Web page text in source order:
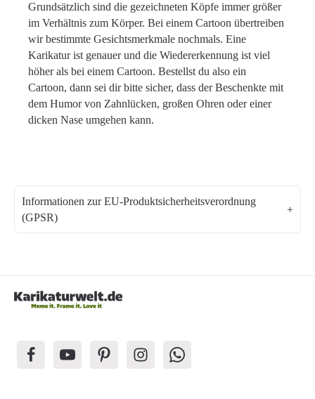
Grundsätzlich sind die gezeichneten Köpfe immer größer
im Verhältnis zum Körper. Bei einem Cartoon übertreiben
wir bestimmte Gesichtsmerkmale nochmals. Eine
Karikatur ist genauer und die Wiedererkennung ist viel
höher als bei einem Cartoon. Bestellst du also ein
Cartoon, dann sei dir bitte sicher, dass der Beschenkte mit
dem Humor von Zahnlücken, großen Ohren oder einer
dicken Nase umgehen kann.
Informationen zur EU-Produktsicherheitsverordnung
(GPSR)